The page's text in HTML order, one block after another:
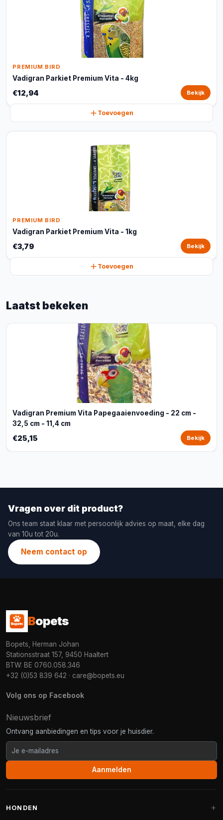
PREMIUM BIRD
Vadigran Parkiet Premium Vita - 4kg
€12,94 Bekijk
Toevoegen
PREMIUM BIRD
Vadigran Parkiet Premium Vita - 1kg
€3,79 Bekijk
Toevoegen
Laatst bekeken
Vadigran Premium Vita Papegaaienvoeding - 22 cm -
32,5 cm - 11,4 cm
€25,15 Bekijk
Vragen over dit product?
Ons team staat klaar met persoonlijk advies op maat, elke dag
van 10u tot 20u.
Neem contact op
Bopets
Bopets, Herman Johan
Stationsstraat 157, 9450 Haaltert
BTW: BE 0760.058.346
+32 (0)53 839 642 · care@bopets.eu
Volg ons op Facebook
Nieuwsbrief
Ontvang aanbiedingen en tips voor je huisdier.
Aanmelden
HONDEN